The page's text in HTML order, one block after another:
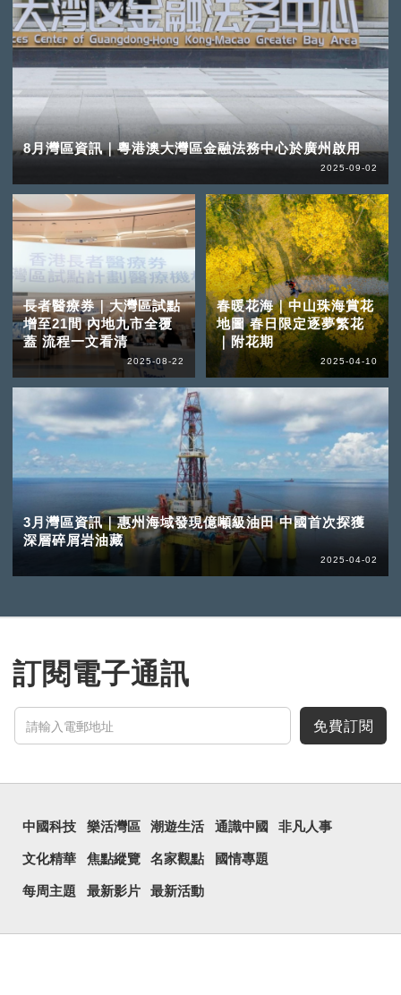
8月灣區資訊｜粵港澳大灣區金融法務中心於廣州啟用
2025-09-02
長者醫療券｜大灣區試點
增至21間 內地九市全覆
蓋 流程一文看清
2025-08-22
春暖花海｜中山珠海賞花
地圖 春日限定逐夢繁花
｜附花期
2025-04-10
3月灣區資訊｜惠州海域發現億噸級油田 中國首次探獲
深層碎屑岩油藏
2025-04-02
訂閱電子通訊
免費訂閱
中國科技 樂活灣區 潮遊生活 通識中國 非凡人事
文化精華 焦點縱覽 名家觀點 國情專題
每周主題 最新影片 最新活動